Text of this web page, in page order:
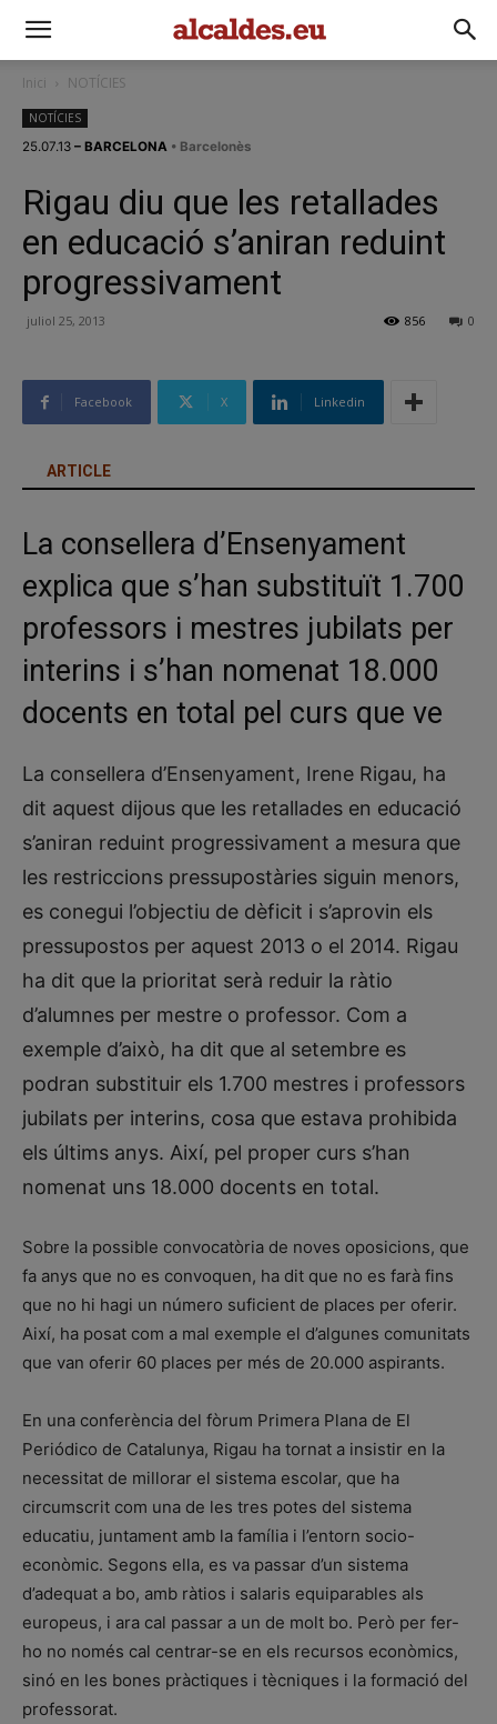
Inici NOTÍCIES
NOTÍCIES
25.07.13 – BARCELONA • Barcelonès
Rigau diu que les retallades
en educació s’aniran reduint
progressivament
juliol 25, 2013 0
856
Facebook X Linkedin
ARTICLE
La consellera d’Ensenyament
explica que s’han substituït 1.700
professors i mestres jubilats per
interins i s’han nomenat 18.000
docents en total pel curs que ve
La consellera d’Ensenyament, Irene Rigau, ha
dit aquest dijous que les retallades en educació
s’aniran reduint progressivament a mesura que
les restriccions pressupostàries siguin menors,
es conegui l’objectiu de dèficit i s’aprovin els
pressupostos per aquest 2013 o el 2014. Rigau
ha dit que la prioritat serà reduir la ràtio
d’alumnes per mestre o professor. Com a
exemple d’això, ha dit que al setembre es
podran substituir els 1.700 mestres i professors
jubilats per interins, cosa que estava prohibida
els últims anys. Així, pel proper curs s’han
nomenat uns 18.000 docents en total.
Sobre la possible convocatòria de noves oposicions, que
fa anys que no es convoquen, ha dit que no es farà fins
que no hi hagi un número suficient de places per oferir.
Així, ha posat com a mal exemple el d’algunes comunitats
que van oferir 60 places per més de 20.000 aspirants.
En una conferència del fòrum Primera Plana de El
Periódico de Catalunya, Rigau ha tornat a insistir en la
necessitat de millorar el sistema escolar, que ha
circumscrit com una de les tres potes del sistema
educatiu, juntament amb la família i l’entorn socio-
econòmic. Segons ella, es va passar d’un sistema
d’adequat a bo, amb ràtios i salaris equiparables als
europeus, i ara cal passar a un de molt bo. Però per fer-
ho no només cal centrar-se en els recursos econòmics,
sinó en les bones pràctiques i tècniques i la formació del
professorat.